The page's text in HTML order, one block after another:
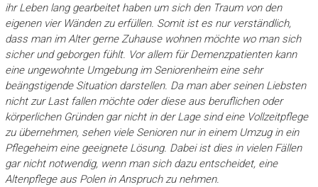
ihr Leben lang gearbeitet haben um sich den Traum von den
eigenen vier Wänden zu erfüllen. Somit ist es nur verständlich,
dass man im Alter gerne Zuhause wohnen möchte wo man sich
sicher und geborgen fühlt. Vor allem für Demenzpatienten kann
eine ungewohnte Umgebung im Seniorenheim eine sehr
beängstigende Situation darstellen. Da man aber seinen Liebsten
nicht zur Last fallen möchte oder diese aus beruflichen oder
körperlichen Gründen gar nicht in der Lage sind eine Vollzeitpflege
zu übernehmen, sehen viele Senioren nur in einem Umzug in ein
Pflegeheim eine geeignete Lösung. Dabei ist dies in vielen Fällen
gar nicht notwendig, wenn man sich dazu entscheidet, eine
Altenpflege aus Polen in Anspruch zu nehmen.